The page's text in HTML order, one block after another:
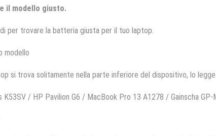
il modello giusto.
per trovare la batteria giusta per il tuo laptop.
modello
si trova solitamente nella parte inferiore del dispositivo, lo
K53SV / HP Pavilion G6 / MacBook Pro 13 A1278 / Gainscha GP-